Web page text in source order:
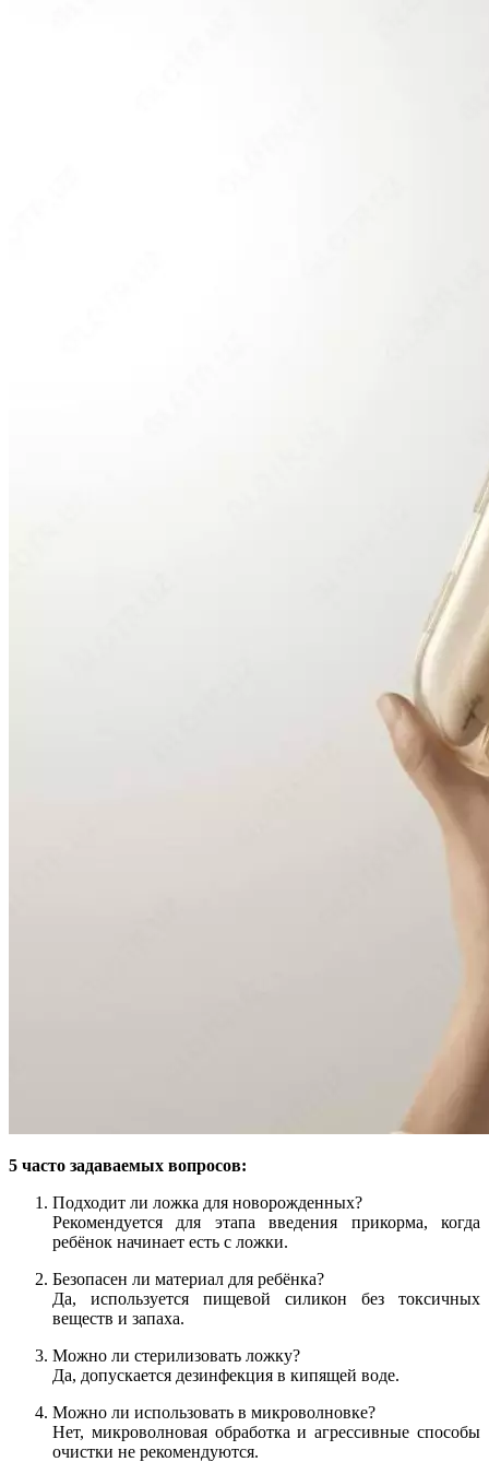
5 часто задаваемых вопросов:
Подходит ли ложка для новорожденных?
Рекомендуется для этапа введения прикорма, когда
ребёнок начинает есть с ложки.
Безопасен ли материал для ребёнка?
Да, используется пищевой силикон без токсичных
веществ и запаха.
Можно ли стерилизовать ложку?
Да, допускается дезинфекция в кипящей воде.
Можно ли использовать в микроволновке?
Нет, микроволновая обработка и агрессивные способы
очистки не рекомендуются.